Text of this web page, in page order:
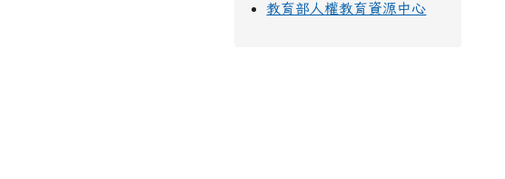
教育部人權教育資源中心